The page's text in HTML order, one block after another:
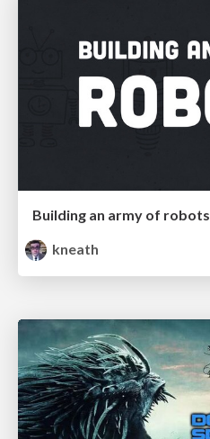
Building an army of robots
kneath